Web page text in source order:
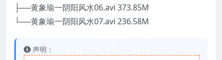
├──黄象瑜一阴阳风水06.avi 373.85M
└──黄象瑜一阴阳风水07.avi 236.58M
声明：